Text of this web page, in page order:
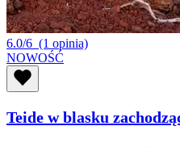
6.0/6 (1 opinia)
NOWOŚĆ
Teide w blasku